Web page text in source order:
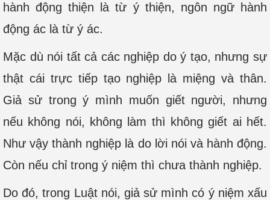
hành động thiện là từ ý thiện, ngôn ngữ hành
động ác là từ ý ác.
Mặc dù nói tất cả các nghiệp do ý tạo, nhưng sự
thật cái trực tiếp tạo nghiệp là miệng và thân.
Giả sử trong ý mình muốn giết người, nhưng
nếu không nói, không làm thì không giết ai hết.
Như vậy thành nghiệp là do lời nói và hành động.
Còn nếu chỉ trong ý niệm thì chưa thành nghiệp.
Do đó, trong Luật nói, giả sử mình có ý niệm xấu